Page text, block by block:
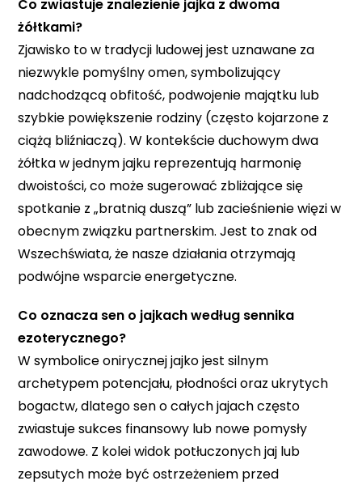
Co zwiastuje znalezienie jajka z dwoma
żółtkami?
Zjawisko to w tradycji ludowej jest uznawane za
niezwykle pomyślny omen, symbolizujący
nadchodzącą obfitość, podwojenie majątku lub
szybkie powiększenie rodziny (często kojarzone z
ciążą bliźniaczą). W kontekście duchowym dwa
żółtka w jednym jajku reprezentują harmonię
dwoistości, co może sugerować zbliżające się
spotkanie z „bratnią duszą” lub zacieśnienie więzi w
obecnym związku partnerskim. Jest to znak od
Wszechświata, że nasze działania otrzymają
podwójne wsparcie energetyczne.
Co oznacza sen o jajkach według sennika
ezoterycznego?
W symbolice onirycznej jajko jest silnym
archetypem potencjału, płodności oraz ukrytych
bogactw, dlatego sen o całych jajach często
zwiastuje sukces finansowy lub nowe pomysły
zawodowe. Z kolei widok potłuczonych jaj lub
zepsutych może być ostrzeżeniem przed